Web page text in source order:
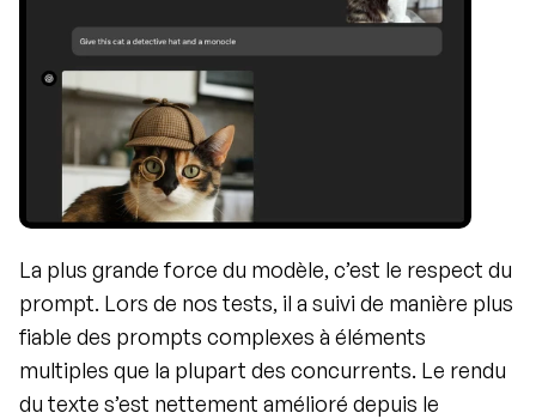
La plus grande force du modèle, c’est le respect du
prompt. Lors de nos tests, il a suivi de manière plus
fiable des prompts complexes à éléments
multiples que la plupart des concurrents. Le rendu
du texte s’est nettement amélioré depuis le